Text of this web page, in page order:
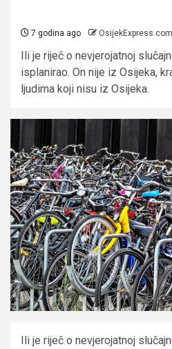
7 godina ago
Ili je riječ o nevjerojatnoj
isplanirao. On nije iz Osijeka,
ljudima koji nisu iz Osijeka.
Ili je riječ o nevjerojatnoj